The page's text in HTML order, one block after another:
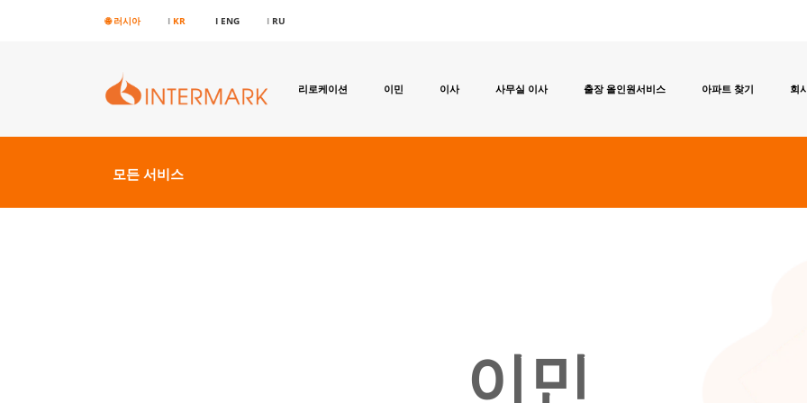
🌐 러시아 I KR I ENG I RU
리로케이션 이민 이사 사무실 이사 출장 올인원서비스 아파트 찾기 회
모든 서비스
이민